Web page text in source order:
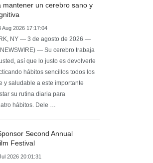
mantener un cerebro sano y
Aug 2026 17:17:04
NY — 3 de agosto de 2026 —
— Su cerebro trabaja
así que lo justo es devolverle
hábitos sencillos todos los
y saludable a este importante
su rutina diaria para
hábitos. Dele …
Second Annual
Festival
2026 20:01:31